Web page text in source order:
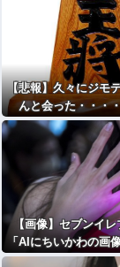
【悲報】久々にジモ
んと会った・・・
【画像】セブンイ
「AIにちいかわの画
と…できた